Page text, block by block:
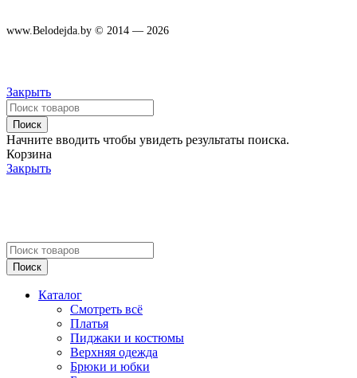
www.Belodejda.by © 2014 — 2026
Закрыть
Поиск
Начните вводить чтобы увидеть результаты поиска.
Корзина
Закрыть
Поиск
Каталог
Смотреть всё
Платья
Пиджаки и костюмы
Верхняя одежда
Брюки и юбки